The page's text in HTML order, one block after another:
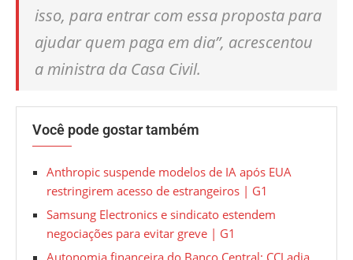
isso, para entrar com essa proposta para
ajudar quem paga em dia”, acrescentou
a ministra da Casa Civil.
Você pode gostar também
Anthropic suspende modelos de IA após EUA
restringirem acesso de estrangeiros | G1
Samsung Electronics e sindicato estendem
negociações para evitar greve | G1
Autonomia financeira do Banco Central: CCJ adia